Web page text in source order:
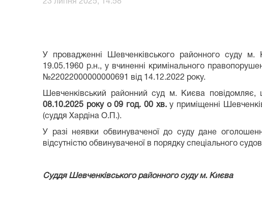
У провадженні Шевченківського районного суду
19.05.1960 р.н., у вчиненні кримінального
№22022000000000691 від 14.12.2022 року.
Шевченківський районний суд м. Києва повідомляє,
08.10.2025 року о 09 год. 00 хв.у приміщенні
(суддя Хардіна О.П.).
У разі неявки обвинуваченої до суду дане
відсутністю обвинуваченої в порядку спеціального
Суддя Шевченківського районного